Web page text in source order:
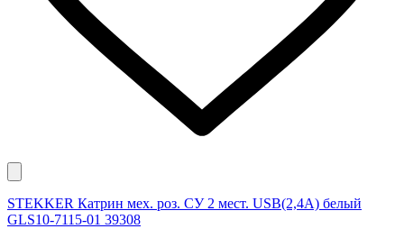
STEKKER Катрин мех. роз. СУ 2 мест. USB(2,4А) белый
GLS10-7115-01 39308